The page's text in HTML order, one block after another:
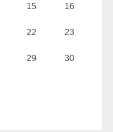
15 16
22 23
29 30